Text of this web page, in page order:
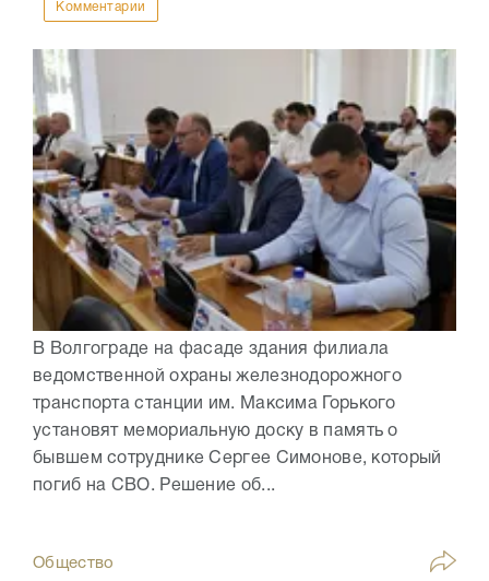
Комментарии
В Волгограде на фасаде здания филиала
ведомственной охраны железнодорожного
транспорта станции им. Максима Горького
установят мемориальную доску в память о
бывшем сотруднике Сергее Симонове, который
погиб на СВО. Решение об...
Общество